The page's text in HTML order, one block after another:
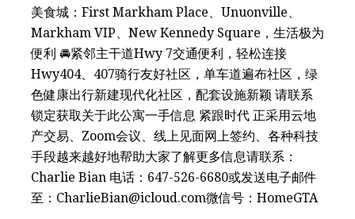
美食城：First Markham Place、Unuonville、
Markham VIP、New Kennedy Square，生活极为
便利 🚘紧邻主干道Hwy 7交通便利，轻松连接
Hwy404、407骑行友好社区，单车道遍布社区，绿
色健康出行新建现代化社区，配套设施新颖 ️请联系
锁定获取关于此公寓一手信息 紧跟时代 正采用云地
产交易、Zoom会议、线上见面网上签约、各种科技
手段越来越好地帮助大家了解更多信息请联系：
Charlie Bian 电话：647-526-6680或发送电子邮件
至：CharlieBian@icloud.com微信号：HomeGTA